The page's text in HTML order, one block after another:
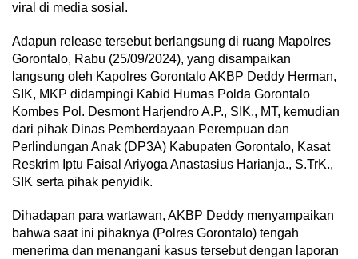
viral di media sosial.
Adapun release tersebut berlangsung di ruang Mapolres
Gorontalo, Rabu (25/09/2024), yang disampaikan
langsung oleh Kapolres Gorontalo AKBP Deddy Herman,
SIK, MKP didampingi Kabid Humas Polda Gorontalo
Kombes Pol. Desmont Harjendro A.P., SIK., MT, kemudian
dari pihak Dinas Pemberdayaan Perempuan dan
Perlindungan Anak (DP3A) Kabupaten Gorontalo, Kasat
Reskrim Iptu Faisal Ariyoga Anastasius Harianja., S.TrK.,
SIK serta pihak penyidik.
Dihadapan para wartawan, AKBP Deddy menyampaikan
bahwa saat ini pihaknya (Polres Gorontalo) tengah
menerima dan menangani kasus tersebut dengan laporan